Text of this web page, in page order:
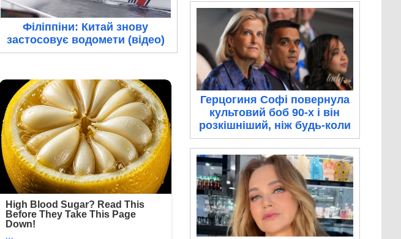
Філіппіни: Китай знову
застосовує водомети (відео)
Герцогиня Софі повернула
культовий боб 90-х і він
розкішніший, ніж будь-коли